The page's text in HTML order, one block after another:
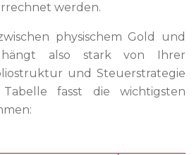
werden.
physischem Gold und
hängt also stark von Ihrer
und Steuerstrategie
fasst die wichtigsten